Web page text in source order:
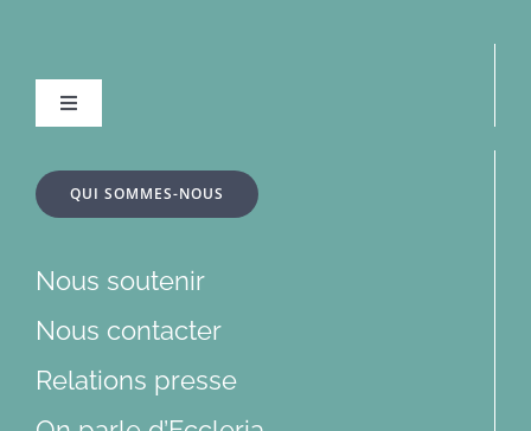
Navigation
À la une
Articles
QUI SOMMES-NOUS
Nous soutenir
Nous contacter
Relations presse